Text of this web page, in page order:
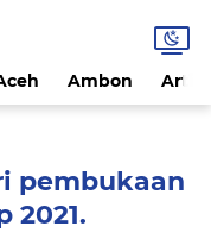
Ambon
pembukaan
2021.